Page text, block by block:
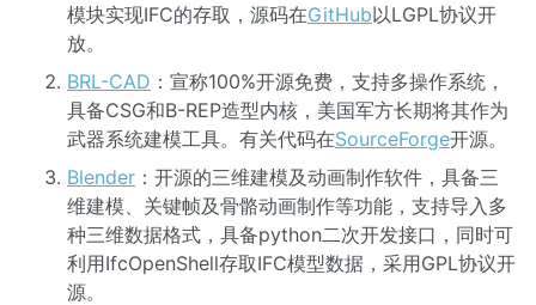
模块实现IFC的存取，源码在GitHub以LGPL协议开
放。
BRL-CAD ：宣称100%开源免费，支持多操作系统，
具备CSG和B-REP造型内核，美国军方长期将其作为
武器系统建模工具。有关代码在SourceForge开源。
Blender ：开源的三维建模及动画制作软件，具备三
维建模、关键帧及骨骼动画制作等功能，支持导入多
种三维数据格式，具备python二次开发接口，同时可
利用IfcOpenShell存取IFC模型数据，采用GPL协议开
源。